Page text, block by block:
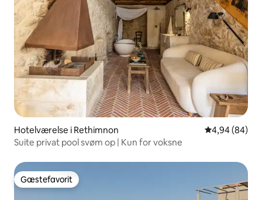
Hotelværelse i Rethimnon 4,94 ud af 5 i
4,94 (84)
Suite privat pool svøm op | Kun for voksne
Gæstefavorit
Gæstefavorit